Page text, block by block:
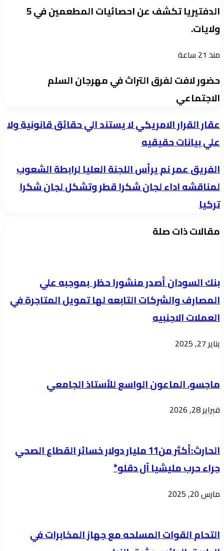
الدفتيريا تكشف عن احصائيات المطعمين في 5
ولايات.
منذ 21 ساعة
حضور لافت لفرق التراث في مهرجان السلم
الاجتماعي
عقار
القرار
الامريكي
لا
يستند
الي
حقائق
قانونية
حقيقيه
عقار القرار الامريكي لا يستند الي حقائق قانونية ولا
علي بيانات حقيقيه
الفريق
عمر
نم
يرأس
اللجنة
لمناقشه
اداء
لجان
قطر
لجان
شكرا
تركيا
الفريق عمر نم يرأس اللجنة العليا لرابطة الشعوب
لمناقشه اداء لجان شكرا قطر وتشكل لجان شكرا
تركيا
مقالات ذات صلة
بنك السودان أصدر منشورا حظر بموجبه علي
المصارف والشركات التابعه لها تمويل المتاجرة في
العملات الاجنبيه
يناير 27, 2025
ماجسو. الماعون الواسع للأستاذ الجامعي
فبراير 28, 2026
الحارث:أكثر من11 مليار دولار خسائر القطاع الصحي
جراء حرب مليشيا آل دقلو*
مارس 20, 2025
التحام القوات المسلحه مع جهاز المخابرات في